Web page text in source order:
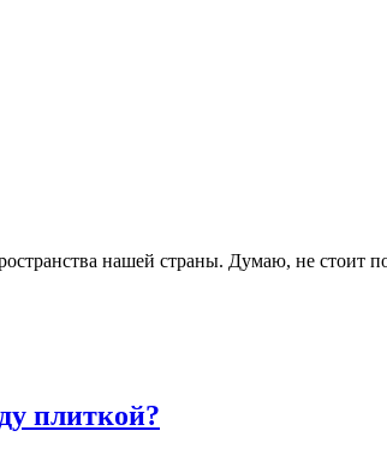
нашей страны. Думаю, не
плиткой?